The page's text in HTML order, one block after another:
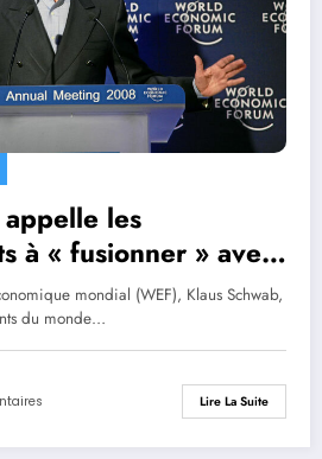
les
à « fusionner » avec
non élue
mondial (WEF), Klaus Schwab,
du monde…
Lire La Suite